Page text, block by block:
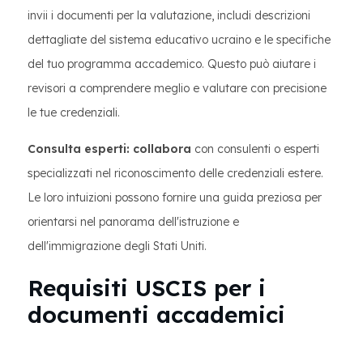
invii i documenti per la valutazione, includi descrizioni
dettagliate del sistema educativo ucraino e le specifiche
del tuo programma accademico. Questo può aiutare i
revisori a comprendere meglio e valutare con precisione
le tue credenziali.
Consulta esperti: collabora con consulenti o esperti
specializzati nel riconoscimento delle credenziali estere.
Le loro intuizioni possono fornire una guida preziosa per
orientarsi nel panorama dell'istruzione e
dell'immigrazione degli Stati Uniti.
Requisiti USCIS per i
documenti accademici